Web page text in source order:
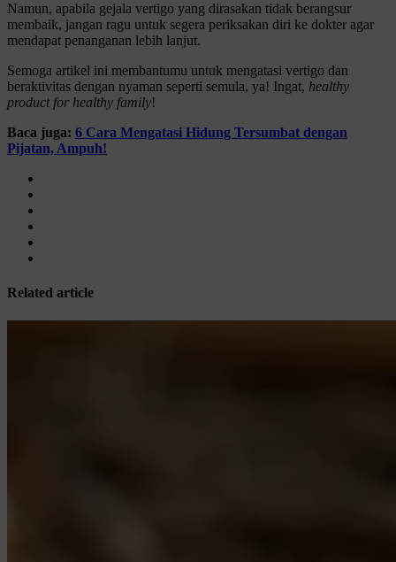
Namun, apabila gejala vertigo yang dirasakan tidak berangsur
membaik, jangan ragu untuk segera periksakan diri ke dokter agar
mendapat penanganan lebih lanjut.
Semoga artikel ini membantumu untuk mengatasi vertigo dan
beraktivitas dengan nyaman seperti semula, ya! Ingat, healthy
product for healthy family!
Baca juga: 6 Cara Mengatasi Hidung Tersumbat dengan
Pijatan, Ampuh!
Related article